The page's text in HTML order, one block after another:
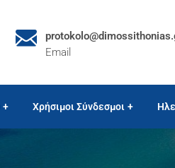
Email
Χρήσιμοι Σύνδεσμοι